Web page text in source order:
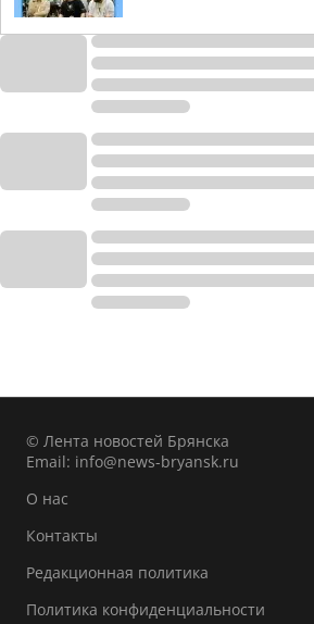
© Лента новостей Брянска
Email: info@news-bryansk.ru
О нас
Контакты
Редакционная политика
Политика конфиденциальности